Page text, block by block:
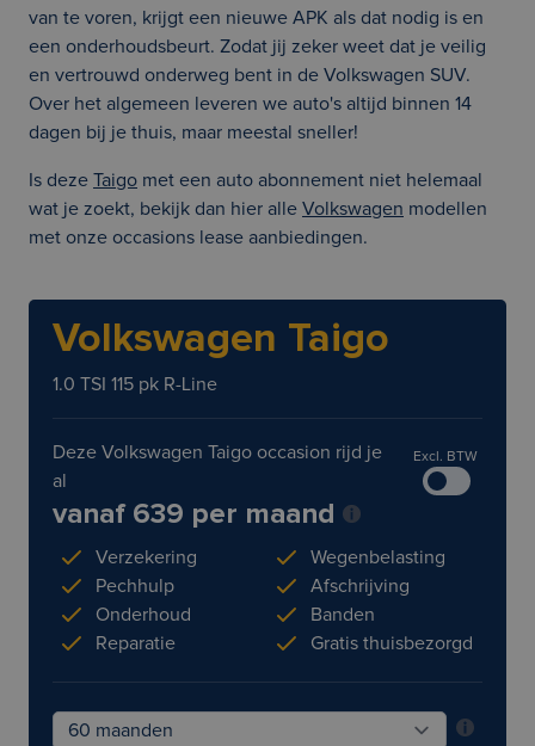
van te voren, krijgt een nieuwe APK als dat nodig is en
een onderhoudsbeurt. Zodat jij zeker weet dat je veilig
en vertrouwd onderweg bent in de Volkswagen SUV.
Over het algemeen leveren we auto's altijd binnen 14
dagen bij je thuis, maar meestal sneller!
Is deze Taigo met een auto abonnement niet helemaal
wat je zoekt, bekijk dan hier alle Volkswagen modellen
met onze occasions lease aanbiedingen.
Volkswagen Taigo
1.0 TSI 115 pk R-Line
Deze Volkswagen Taigo occasion rijd je
al
vanaf 639 per maand
Excl. BTW
Verzekering
Pechhulp
Onderhoud
Reparatie
Wegenbelasting
Afschrijving
Banden
Gratis thuisbezorgd